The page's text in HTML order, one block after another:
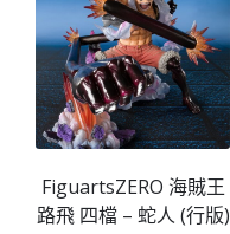
FiguartsZERO 海賊王
路飛 四檔 – 蛇人 (行版)